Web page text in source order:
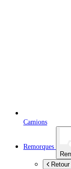
Camions
Remorques